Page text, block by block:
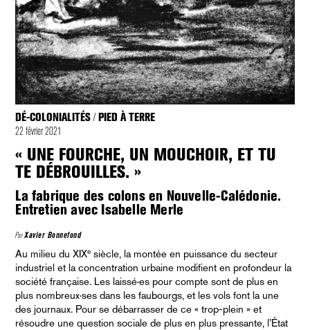
DÉ-COLONIALITÉS/ PIED À TERRE
22 février 2021
« UNE FOURCHE, UN MOUCHOIR, ET TU
TE DÉBROUILLES. »
La fabrique des colons en Nouvelle-Calédonie.
Entretien avec Isabelle Merle
ParXavier Bonnefond
Au milieu du XIXe siècle, la montée en puissance du secteur
industriel et la concentration urbaine modifient en profondeur la
société française. Les laissé·es pour compte sont de plus en
plus nombreux·ses dans les faubourgs, et les vols font la une
des journaux. Pour se débarrasser de ce « trop-plein » et
résoudre une question sociale de plus en plus pressante, l’État